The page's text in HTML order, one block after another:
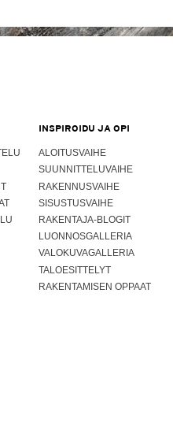
INSPIROIDU JA OPI
ALOITUSVAIHE
SUUNNITTELUVAIHE
RAKENNUSVAIHE
SISUSTUSVAIHE
RAKENTAJA-BLOGIT
LUONNOSGALLERIA
VALOKUVAGALLERIA
TALOESITTELYT
RAKENTAMISEN OPPAAT